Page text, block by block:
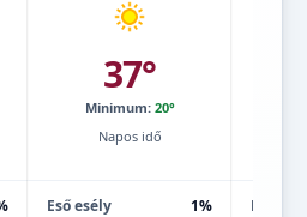
37°
Minimum: 20°
Napos idő
Eső esély
1%
Eső